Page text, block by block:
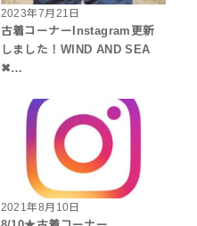
2023年7月21日
古着コーナーInstagram更新
しました！WIND AND SEA
✖…
2021年8月10日